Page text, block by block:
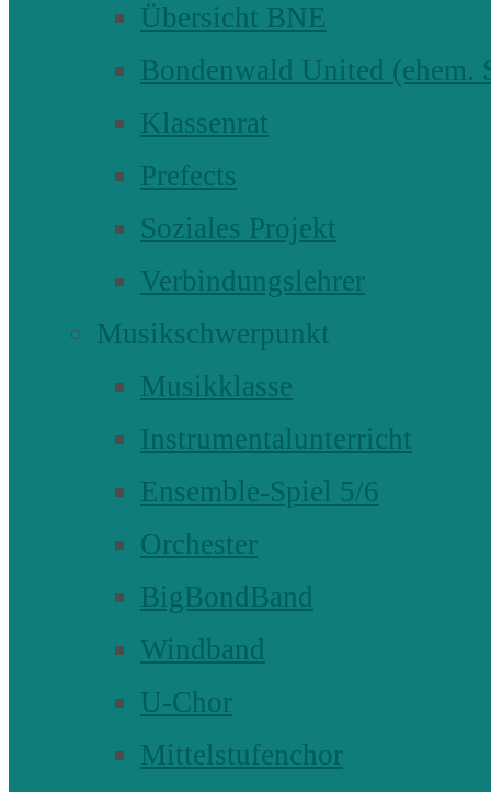
Übersicht BNE
Bondenwald United (ehem.
Klassenrat
Prefects
Soziales Projekt
Verbindungslehrer
Musikschwerpunkt
Musikklasse
Instrumentalunterricht
Ensemble-Spiel 5/6
Orchester
BigBondBand
Windband
U-Chor
Mittelstufenchor